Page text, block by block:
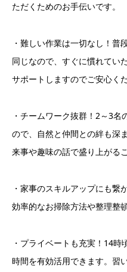
ただくためのお手伝いです。
・難しい作業は一切なし！普
同じなので、すぐに慣れてい
サポートしますのでご安心くだ
・チームワーク抜群！2～3名
ので、自然と仲間との絆も深
来事や趣味の話で盛り上がる
・家事のスキルアップにも繋
効率的なお掃除方法や整理整
・プライベートも充実！14
時間を有効活用できます。習